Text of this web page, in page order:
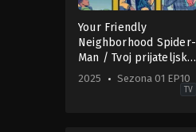
Your Friendly
Neighborhood Spider-
Man / Tvoj prijateljski
susjed Spider-Man
(2025) Sa prevodom
2025 Sezona 01 EP10
TV